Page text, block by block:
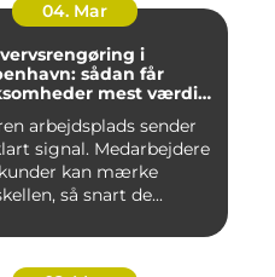
04. Mar
i
sådan får
mest værdi
arbejdsplads sender
signal. Medarbejdere
kan mærke
så snart de...